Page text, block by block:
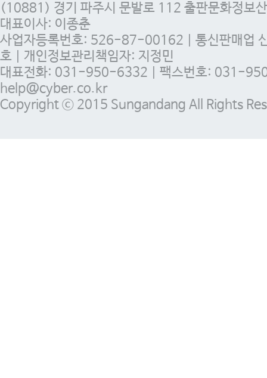
(10881) 경기 파주시 문발로 112 출판문화정보
대표이사: 이종춘
사업자등록번호: 526-87-00162 | 통신판매업
호 | 개인정보관리책임자: 지정민
대표전화: 031-950-6332 | 팩스번호: 031-
help@cyber.co.kr
Copyright ⓒ 2015 Sungandang All Rights